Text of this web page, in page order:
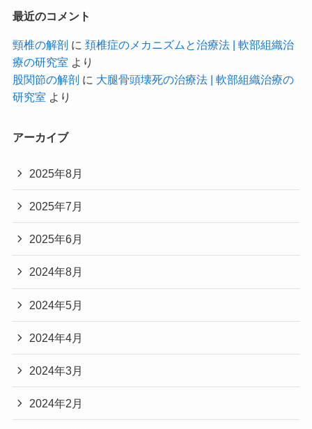
最近のコメント
頸椎の解剖 に 頚椎症のメカニズムと治療法 | 軟部組織治
療の研究室 より
股関節の解剖 に 大腿骨頭壊死の治療法 | 軟部組織治療の
研究室 より
アーカイブ
2025年8月
2025年7月
2025年6月
2024年8月
2024年5月
2024年4月
2024年3月
2024年2月